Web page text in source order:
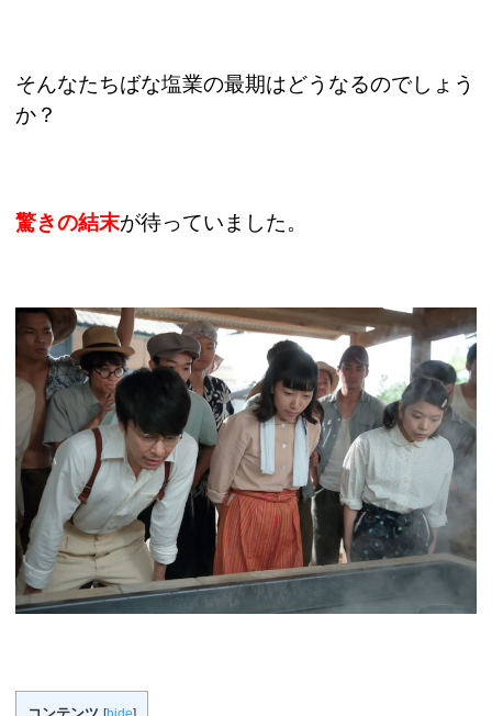
そんなたちばな塩業の最期はどうなるのでしょう
か？
驚きの結末が待っていました。